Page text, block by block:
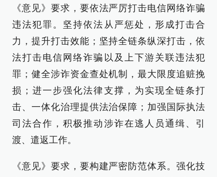
《意见》要求，要依法严厉打击电信网络诈骗
违法犯罪。坚持依法从严惩处，形成打击合
力，提升打击效能；坚持全链条纵深打击，依
法打击电信网络诈骗以及上下游关联违法犯
罪；健全涉诈资金查处机制，最大限度追赃挽
损；进一步强化法律支撑，为实现全链条打
击、一体化治理提供法治保障；加强国际执法
司法合作，积极推动涉诈在逃人员通缉、引
渡、遣返工作。
《意见》要求，要构建严密防范体系。强化技